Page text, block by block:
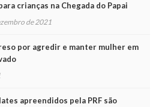
crianças na Chegada do Papai
de 2021
por agredir e manter mulher em
apreendidos pela PRF são